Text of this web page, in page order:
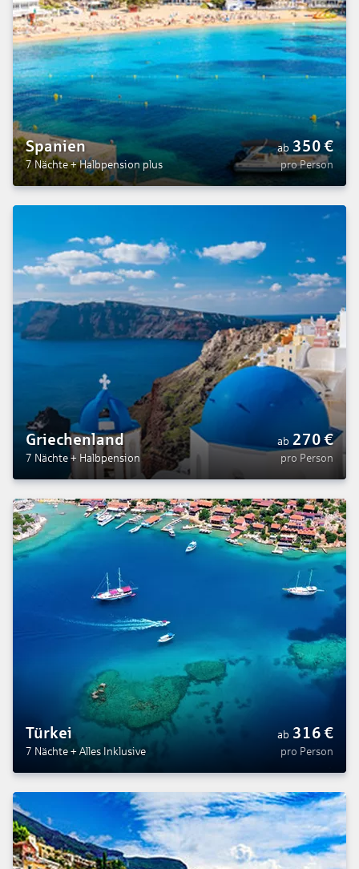
Spanien
7 Nächte+Halbpension plus
ab 350€
pro Person
Griechenland
7 Nächte + Halbpension
ab 270€
pro Person
Türkei
7 Nächte + Alles Inklusive
ab 316€
pro Person